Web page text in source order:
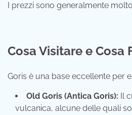
I prezzi sono generalmente
Cosa Visitare e Cosa
Goris è una base eccellente per
Old Goris (Antica Goris): Il
vulcanica, alcune delle quali